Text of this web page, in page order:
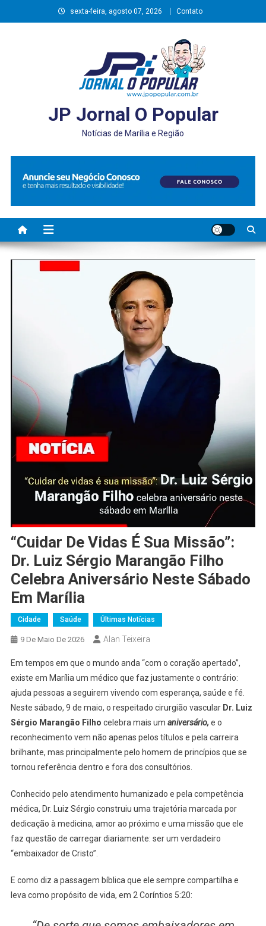
to
sexta-feira, agosto 07, 2026 Contato
JP Jornal O Popular
Notícias de Marília e Região
“Cuidar De Vidas É Sua Missão”:
Dr. Luiz Sérgio Marangão Filho
Celebra Aniversário Neste Sábado
Em Marília
Cidade Saúde Últimas Notícias
9 De Maio De 2026 Alan Teixeira
Em tempos em que o mundo anda “com o coração apertado”,
existe em Marília um médico que faz justamente o contrário:
ajuda pessoas a seguirem vivendo com esperança, saúde e fé.
Neste sábado, 9 de maio, o respeitado cirurgião vascular Dr. Luiz
Sérgio Marangão Filho celebra mais um aniversário, e o
reconhecimento vem não apenas pelos títulos e pela carreira
brilhante, mas principalmente pelo homem de princípios que se
tornou referência dentro e fora dos consultórios.
Conhecido pelo atendimento humanizado e pela competência
médica, Dr. Luiz Sérgio construiu uma trajetória marcada por
dedicação à medicina, amor ao próximo e uma missão que ele
faz questão de carregar diariamente: ser um verdadeiro
“embaixador de Cristo”.
E como diz a passagem bíblica que ele sempre compartilha e
leva como propósito de vida, em 2 Coríntios 5:20: